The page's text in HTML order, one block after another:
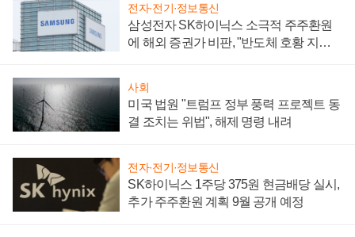
전자·전기·정보통신
삼성전자 SK하이닉스 소극적 주주환원
에 해외 증권가 비판, "반도체 호황 지속
사회
미국 법원 "트럼프 정부 풍력 프로젝트 동
결 조치는 위법", 해제 명령 내려
전자·전기·정보통신
SK하이닉스 1주당 375원 현금배당 실시,
추가 주주환원 계획 9월 공개 예정